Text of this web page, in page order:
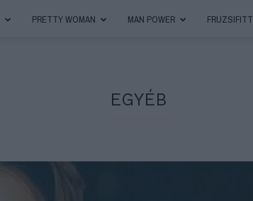
PRETTY WOMAN MAN POWER FRUZSIFITT
EGYÉB